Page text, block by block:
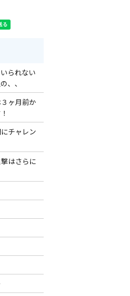
られない
、、
ヶ月前か
チャレン
はさらに